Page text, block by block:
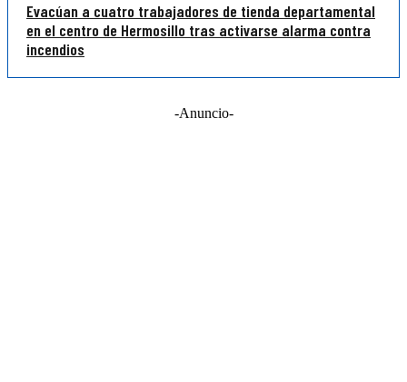
Evacúan a cuatro trabajadores de tienda departamental
en el centro de Hermosillo tras activarse alarma contra
incendios
-Anuncio-